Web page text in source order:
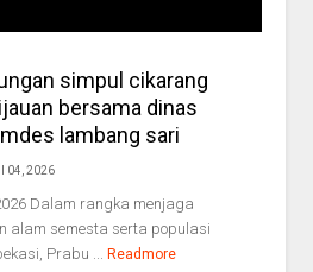
simpul cikarang
bersama dinas
lambang sari
04, 2026
Dalam rangka menjaga
alam semesta serta populasi
Prabu ... Readmore